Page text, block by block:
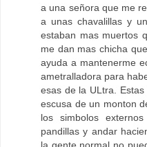
a una señora que me
a unas chavalillas y
estaban mas muertos
me dan mas chicha
ayuda a mantenerme
ametralladora para
esas de la ULtra.
escusa de un monton
los simbolos
pandillas y andar
la gente normal no